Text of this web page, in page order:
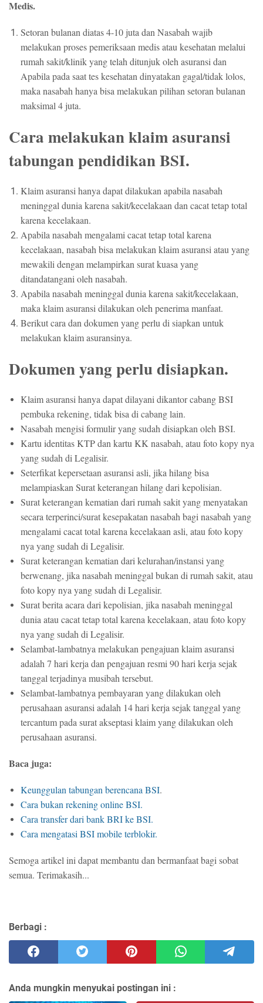
Medis.
Setoran bulanan diatas 4-10 juta dan Nasabah wajib
melakukan proses pemeriksaan medis atau kesehatan melalui
rumah sakit/klinik yang telah ditunjuk oleh asuransi dan
Apabila pada saat tes kesehatan dinyatakan gagal/tidak lolos,
maka nasabah hanya bisa melakukan pilihan setoran bulanan
maksimal 4 juta.
Cara melakukan klaim asuransi
tabungan pendidikan BSI.
Klaim asuransi hanya dapat dilakukan apabila nasabah
meninggal dunia karena sakit/kecelakaan dan cacat tetap total
karena kecelakaan.
Apabila nasabah mengalami cacat tetap total karena
kecelakaan, nasabah bisa melakukan klaim asuransi atau yang
mewakili dengan melampirkan surat kuasa yang
ditandatangani oleh nasabah.
Apabila nasabah meninggal dunia karena sakit/kecelakaan,
maka klaim asuransi dilakukan oleh penerima manfaat.
Berikut cara dan dokumen yang perlu di siapkan untuk
melakukan klaim asuransinya.
Dokumen yang perlu disiapkan.
Klaim asuransi hanya dapat dilayani dikantor cabang BSI
pembuka rekening, tidak bisa di cabang lain.
Nasabah mengisi formulir yang sudah disiapkan oleh BSI.
Kartu identitas KTP dan kartu KK nasabah, atau foto kopy nya
yang sudah di Legalisir.
Seterfikat kepersetaan asuransi asli, jika hilang bisa
melampiaskan Surat keterangan hilang dari kepolisian.
Surat keterangan kematian dari rumah sakit yang menyatakan
secara terperinci/surat kesepakatan nasabah bagi nasabah yang
mengalami cacat total karena kecelakaan asli, atau foto kopy
nya yang sudah di Legalisir.
Surat keterangan kematian dari kelurahan/instansi yang
berwenang, jika nasabah meninggal bukan di rumah sakit, atau
foto kopy nya yang sudah di Legalisir.
Surat berita acara dari kepolisian, jika nasabah meninggal
dunia atau cacat tetap total karena kecelakaan, atau foto kopy
nya yang sudah di Legalisir.
Selambat-lambatnya melakukan pengajuan klaim asuransi
adalah 7 hari kerja dan pengajuan resmi 90 hari kerja sejak
tanggal terjadinya musibah tersebut.
Selambat-lambatnya pembayaran yang dilakukan oleh
perusahaan asuransi adalah 14 hari kerja sejak tanggal yang
tercantum pada surat akseptasi klaim yang dilakukan oleh
perusahaan asuransi.
Baca juga:
Keunggulan tabungan berencana BSI.
Cara bukan rekening online BSI.
Cara transfer dari bank BRI ke BSI.
Cara mengatasi BSI mobile terblokir.
Semoga artikel ini dapat membantu dan bermanfaat bagi sobat
semua. Terimakasih...
Berbagi :
Anda mungkin menyukai postingan ini :